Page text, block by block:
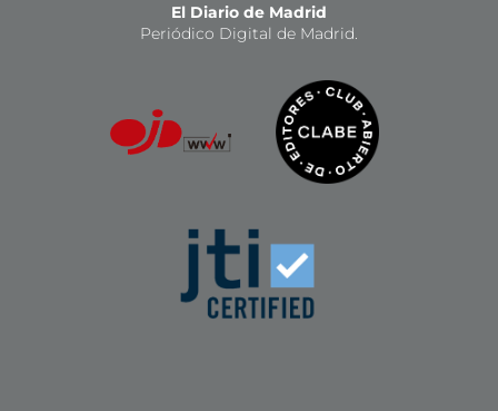
El Diario de Madrid
Periódico Digital de Madrid.